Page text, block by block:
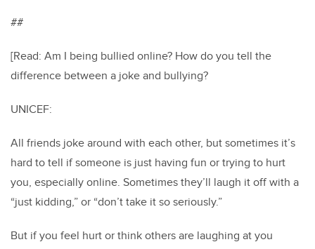
##
[Read: Am I being bullied online? How do you tell the
difference between a joke and bullying?
UNICEF:
All friends joke around with each other, but sometimes it’s
hard to tell if someone is just having fun or trying to hurt
you, especially online. Sometimes they’ll laugh it off with a
“just kidding,” or “don’t take it so seriously.”
But if you feel hurt or think others are laughing at you